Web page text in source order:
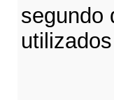
segundo